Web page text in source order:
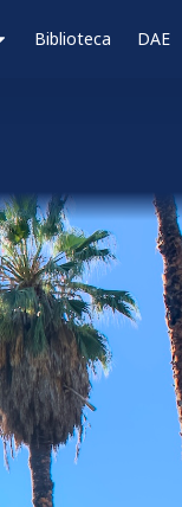
Biblioteca DAE